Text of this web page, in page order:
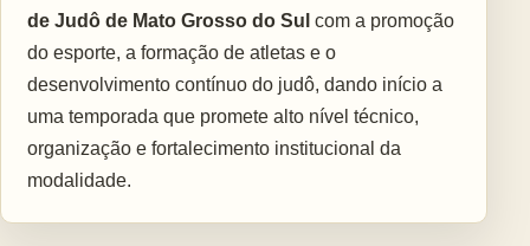
de Judô de Mato Grosso do Sul com a promoção
do esporte, a formação de atletas e o
desenvolvimento contínuo do judô, dando início a
uma temporada que promete alto nível técnico,
organização e fortalecimento institucional da
modalidade.